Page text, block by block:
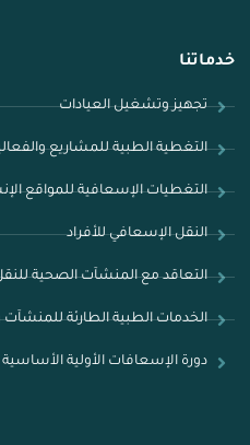
خدماتنا
تجهيز وتشغيل العيادات
التغطية الطبية للمشاريع
التغطيات الإسعافية للمواقع
النقل الإسعافي للأفراد
التعاقد مع المنشآت الصحية
الخدمات الطبية الطارئة للمنشآت
دورة الإسعافات الأولية الأساسية